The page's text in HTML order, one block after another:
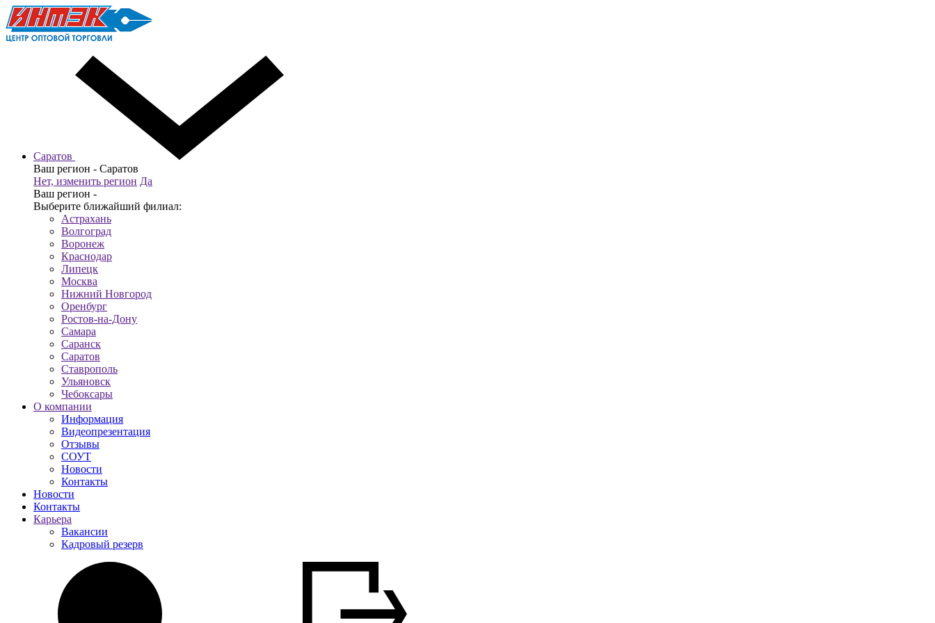
Саратов
Ваш регион - Саратов
Нет, изменить регион Да
Ваш регион -
Выберите ближайший филиал:
Астрахань
Волгоград
Воронеж
Краснодар
Липецк
Москва
Нижний Новгород
Оренбург
Ростов-на-Дону
Самара
Саранск
Саратов
Ставрополь
Ульяновск
Чебоксары
О компании
Информация
Видеопрезентация
Отзывы
СОУТ
Новости
Контакты
Новости
Контакты
Карьера
Вакансии
Кадровый резерв